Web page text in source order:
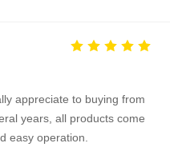
appreciate to buying from
years, all products come
easy operation.